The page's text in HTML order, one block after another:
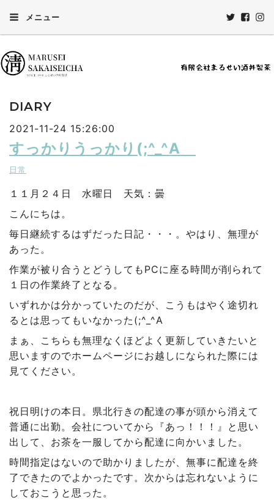
メニュー
DIARY
2021-11-24 15:26:00
すっかりうっかり(;^_^A
日常
１１月２４日 水曜日 天気：曇
こんにちは。
毎日継続するはずだった日記・・・。やはり、無理が
あった。
作業が被り合うとどうしてもPCに座る時間が削られて
１日の作業終了となる。
いずれかは分かっていたのだが、こうもはやく途切れ
るとは思ってもいなかった(;^_^A
まぁ、こちらも無理なくほどよく更新していきたいと
思いますのでホームページにお越しになられた際には
見てください。
祝日明けの本日。県北行きの配達の事が頭から消えて
普通に出勤。会社についてから『あっ！！！』と思い
出して、お茶を一服してから配達に向かいました。
時間指定はないので助かりましたが、無事に配達を終
了できたのでよかったです。次からは忘れないように
しておこうと思った。